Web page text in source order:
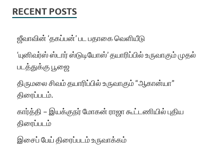
RECENT POSTS
ஜீவாவின் ‘தகப்பன்’ பட பதாகை வெளியீடு
‘யுனிவர்ஸ் ஸ்டார் ஸ்டுடியோஸ்’ தயாரிப்பில் உருவாகும் முதல்
படத்துக்கு பூஜை
திருமலை சிவம் தயாரிப்பில் உருவாகும் “ஆகான்யா”
திரைப்படம்.
கார்த்தி – இயக்குநர் மோகன் ராஜா கூட்டணியில் புதிய
திரைப்படம்
இசைப் பேய் திரைப்படம் உருவாக்கம்